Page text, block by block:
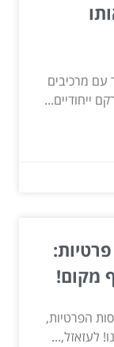
עם מרכיבים
ייחודיים...
מקום!
הפרטיות,
לעזאזל,...